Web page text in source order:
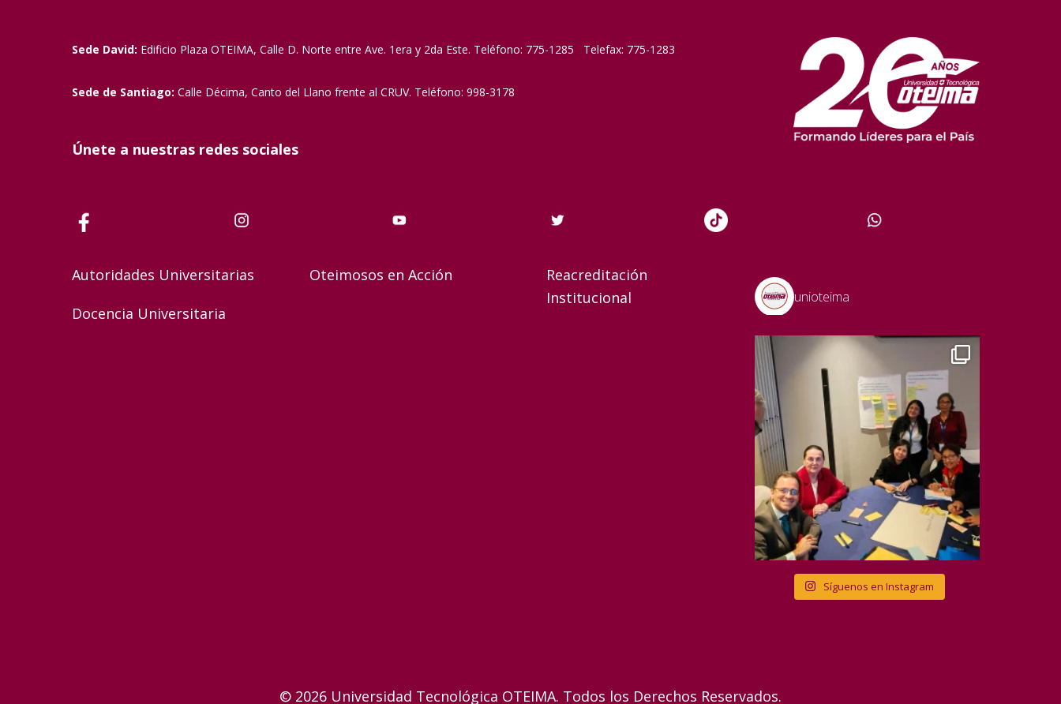
Sede David: Edificio Plaza OTEIMA, Calle D. Norte entre Ave. 1era y 2da Este. Teléfono: 775-1285 Telefax: 775-1283
Sede de Santiago: Calle Décima, Canto del Llano frente al CRUV. Teléfono: 998-3178
Únete a nuestras redes sociales
Autoridades Universitarias
Docencia Universitaria
Oteimosos en Acción
Reacreditación
Institucional
unioteima
Síguenos en Instagram
© 2026 Universidad Tecnológica OTEIMA. Todos los Derechos Reservados.